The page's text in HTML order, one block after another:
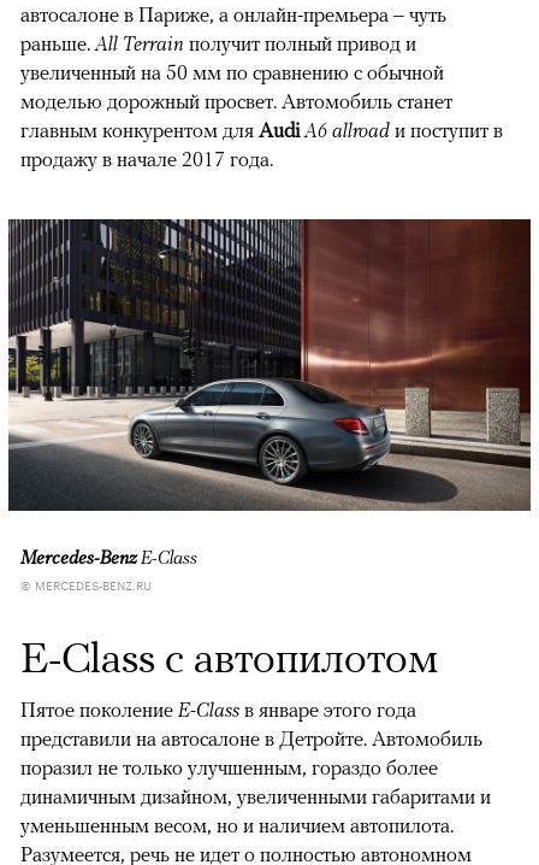
автосалоне в Париже, а онлайн-премьера – чуть
раньше.All Terrain получит полный привод и
увеличенный на 50 мм по сравнению с обычной
моделью дорожный просвет. Автомобиль станет
главным конкурентом для AudiA6 allroad и поступит в
продажу в начале 2017 года.
Mercedes-Benz E-Class
© MERCEDES-BENZ.RU
E-Class с автопилотом
Пятое поколение E-Class в январе этого года
представили на автосалоне в Детройте. Автомобиль
поразил не только улучшенным, гораздо более
динамичным дизайном, увеличенными габаритами и
уменьшенным весом, но и наличием автопилота.
Разумеется, речь не идет о полностью автономном